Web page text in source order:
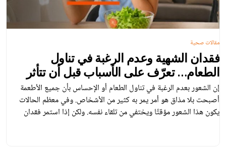
فقدان الشهية وعدم الرغبة في تناول
الطعام… تعرّف على الأسباب قبل أن تتأثر
صحتك!
إن الشعور بعدم الرغبة في تناول الطعام أو الإحساس بأن جميع الأطعمة
أصبحت بلا مذاق هو أمر يمر به كثير من الأشخاص. وفي معظم الحالات
يكون هذا الشعور مؤقتًا ويختفي من تلقاء نفسه. ولكن إذا استمر فقدان
مقالات صحية